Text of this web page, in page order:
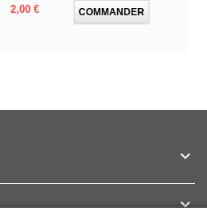
Prix
2,00 € COMMANDER